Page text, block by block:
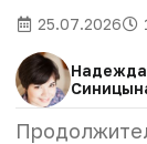
25.07.2026
Надежда